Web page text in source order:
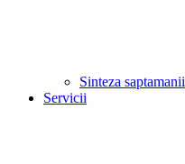
Sinteza saptamanii
Servicii